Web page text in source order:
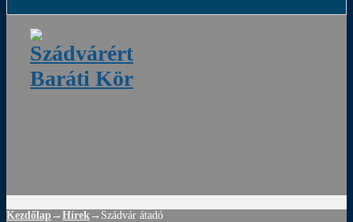
Kezdőlap → Hírek → Szádvár átadó